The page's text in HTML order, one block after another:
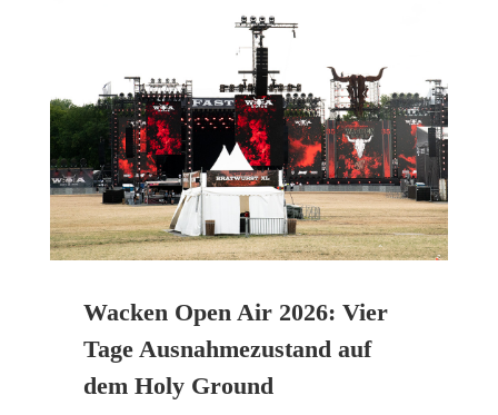
Wacken Open Air 2026: Vier
Tage Ausnahmezustand auf
dem Holy Ground